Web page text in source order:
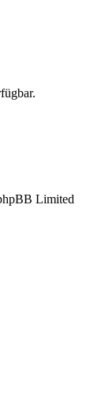
Limited